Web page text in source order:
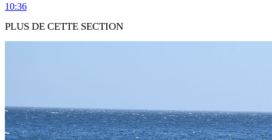
10:36
PLUS DE CETTE SECTION